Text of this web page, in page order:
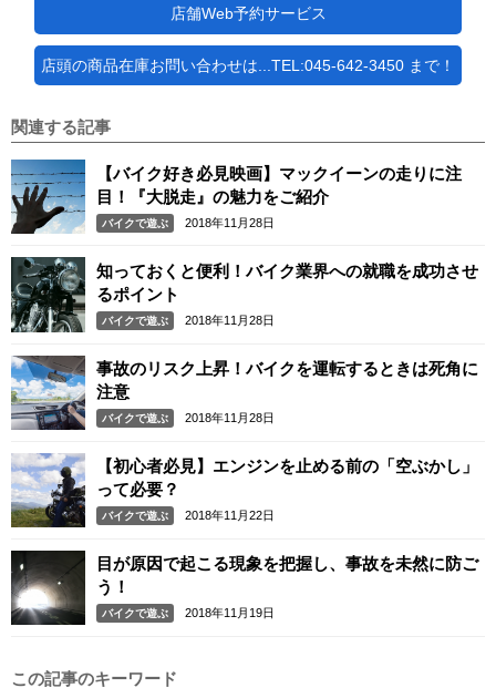
店舗Web予約サービス
店頭の商品在庫お問い合わせは...TEL:045-642-3450 まで！
関連する記事
【バイク好き必見映画】マックイーンの走りに注
目！『大脱走』の魅力をご紹介
バイクで遊ぶ 2018年11月28日
知っておくと便利！バイク業界への就職を成功させ
るポイント
バイクで遊ぶ 2018年11月28日
事故のリスク上昇！バイクを運転するときは死角に
注意
バイクで遊ぶ 2018年11月28日
【初心者必見】エンジンを止める前の「空ぶかし」
って必要？
バイクで遊ぶ 2018年11月22日
目が原因で起こる現象を把握し、事故を未然に防ご
う！
バイクで遊ぶ 2018年11月19日
この記事のキーワード